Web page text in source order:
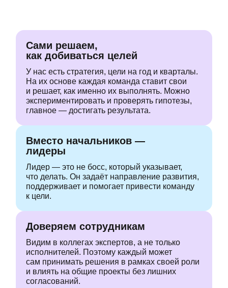
Сами решаем,
как добиваться целей
У нас есть стратегия, цели на год и кварталы.
На их основе каждая команда ставит свои
и решает, как именно их выполнять. Можно
экспериментировать и проверять гипотезы,
главное — достигать результата.
Вместо начальников —
лидеры
Лидер — это не босс, который указывает,
что делать. Он задаёт направление развития,
поддерживает и помогает привести команду
к цели.
Доверяем сотрудникам
Видим в коллегах экспертов, а не только
исполнителей. Поэтому каждый может
сам принимать решения в рамках своей роли
и влиять на общие проекты без лишних
согласований.